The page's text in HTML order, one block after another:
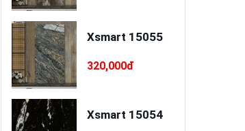
Xsmart 15055
320,000đ
Xsmart 15054